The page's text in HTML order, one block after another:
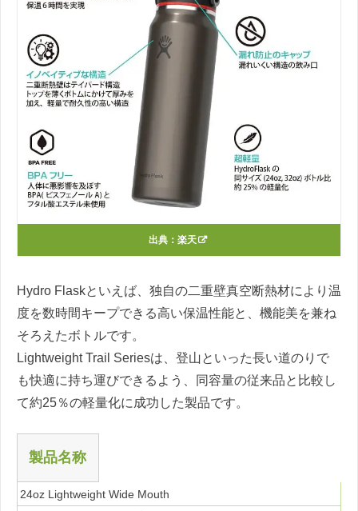
出典： 楽天
Hydro Flaskといえば、独自の二重壁真空断熱材により温
度を数時間キープできる高い保温性能と、機能美を兼ね
そろえたボトルです。
Lightweight Trail Seriesは、登山といった長い道のりで
も快適に持ち運びできるよう、同容量の従来品と比較し
て約25％の軽量化に成功した製品です。
製品名称
24oz Lightweight Wide Mouth